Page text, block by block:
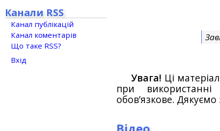
Увага! Ці
при
обов’язкове.
Канали RSS
Канал публікацій
Канал коментарів
Що таке RSS?
Вхід